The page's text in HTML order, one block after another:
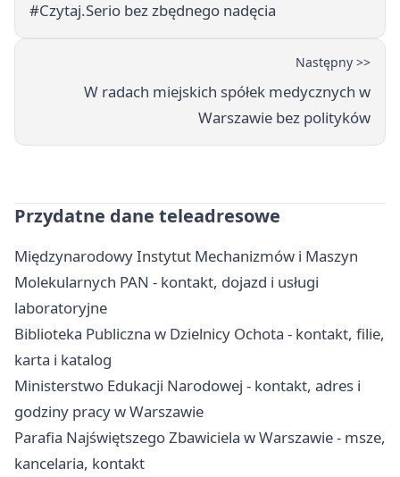
#Czytaj.Serio bez zbędnego nadęcia
Następny >>
W radach miejskich spółek medycznych w
Warszawie bez polityków
Przydatne dane teleadresowe
Międzynarodowy Instytut Mechanizmów i Maszyn
Molekularnych PAN - kontakt, dojazd i usługi
laboratoryjne
Biblioteka Publiczna w Dzielnicy Ochota - kontakt, filie,
karta i katalog
Ministerstwo Edukacji Narodowej - kontakt, adres i
godziny pracy w Warszawie
Parafia Najświętszego Zbawiciela w Warszawie - msze,
kancelaria, kontakt